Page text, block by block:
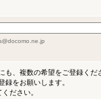
、複数の希望をご登録くだ
をお願いします。
ださい。